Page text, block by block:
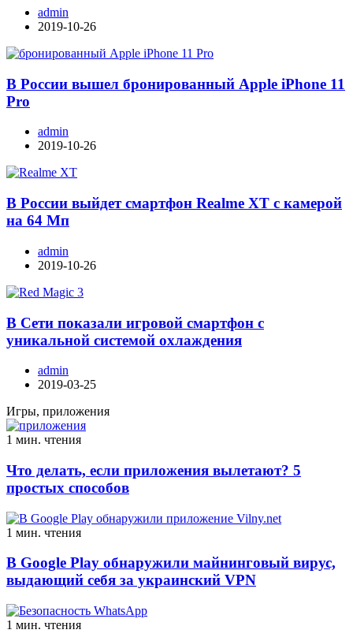
admin
2019-10-26
В России вышел бронированный Apple iPhone 11
Pro
admin
2019-10-26
В России выйдет смартфон Realme XT с камерой
на 64 Мп
admin
2019-10-26
В Сети показали игровой смартфон с
уникальной системой охлаждения
admin
2019-03-25
Игры, приложения
1 мин. чтения
Что делать, если приложения вылетают? 5
простых способов
1 мин. чтения
В Google Play обнаружили майнинговый вирус,
выдающий себя за украинский VPN
1 мин. чтения